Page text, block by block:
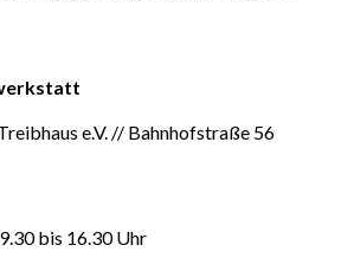
e.V. // Bahnhofstraße 56
bis 16.30 Uhr